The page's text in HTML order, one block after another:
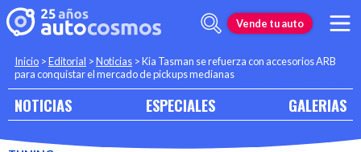
Vende tu auto
Inicio >Editorial >Noticias >Kia Tasman se refuerza con accesorios ARB
para conquistar el mercado de pickups medianas
NOTICIAS ESPECIALES GALERIAS